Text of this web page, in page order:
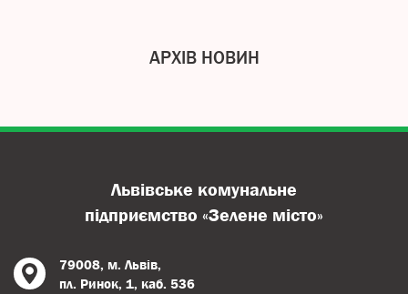
АРХІВ НОВИН
Львівське комунальне
підприємство «Зелене місто»
79008, м. Львів,
пл. Ринок, 1, каб. 536